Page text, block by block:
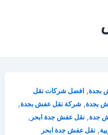
بجدة, افضل شركات نقل
بجدة, شركة نقل عفش بجدة,
جدة, نقل عفش جدة ابحر ,
, نقل عفش جدة ابحر